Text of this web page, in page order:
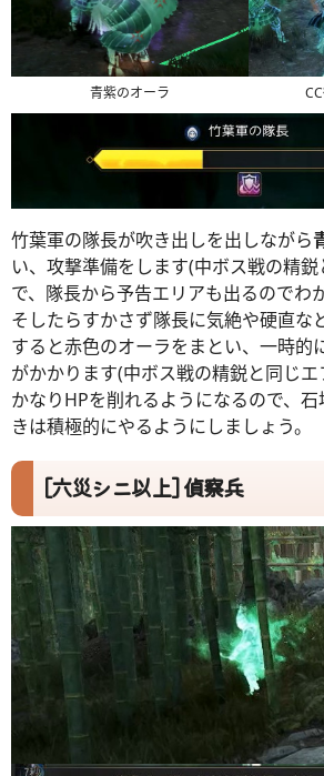
青紫のオーラ
竹葉軍の隊長が吹き出しを出しながら
い、攻撃準備をします(中ボス戦の精
で、隊長から予告エリアも出るのでわ
そしたらすかさず隊長に気絶や硬直な
すると赤色のオーラをまとい、一時的
がかかります(中ボス戦の精鋭と同じエ
かなりHPを削れるようになるので、
きは積極的にやるようにしましょう。
[六災シニ以上] 偵察兵